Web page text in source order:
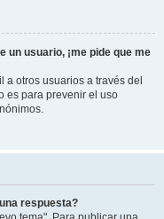
un usuario, ¡me pide que me
otros usuarios a través del
es para prevenir el uso
respuesta?